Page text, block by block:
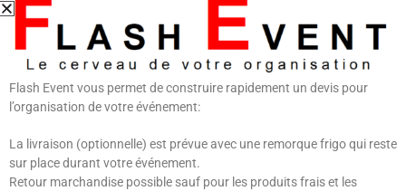
Nom * E-mail *
Flash Event vous permet de construire rapidement un devis pour
l’organisation de votre événement:
La livraison (optionnelle) est prévue avec une remorque frigo qui reste
sur place durant votre événement.
Retour marchandise possible sauf pour les produits frais et les